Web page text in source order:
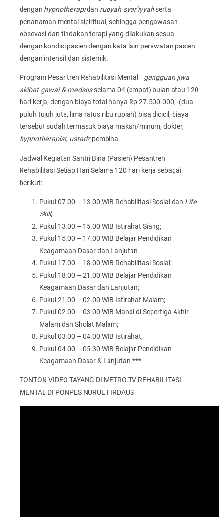
dengan hypnotherapidan ruqyah syar’iyyahserta
penanaman mental sipiritual, sehingga pengawasan-
obsevasi dan tindakan terapi yang dilakukan sesuai
dengan kondisi pasien dengan kata lain perawatan pasien
dengan intensif dan sistemik.
Program Pesantren Rehabilitasi Mental
gangguan jiwa
akibat gawai & medsosselama 04 (empat) bulan atau 120
hari kerja, dengan biaya total hanya Rp 27.500.000,- (dua
puluh tujuh juta, lima ratus ribu rupiah) bisa dicicil, biaya
tersebut sudah termasuk biaya makan/minum, dokter,
hypnotherapist, ustadzpembina.
Jadwal Kegiatan Santri Bina (Pasien) Pesantren
Rehabilitasi Setiap Hari Selama 120 hari kerja sebagai
berikut:
Pukul 07.00 – 13.00 WIB Rehabilitasi Sosial dan Life
Skill;
Pukul 13.00 – 15.00 WIB Istirahat Siang;
Pukul 15.00 – 17.00 WIB Belajar Pendidikan
Keagamaan Dasar dan Lanjutan
Pukul 17.00 – 18.00 WIB Rehabilitasi Sosial;
Pukul 18.00 – 21.00 WIB Belajar Pendidikan
Keagamaan Dasar dan Lanjutan;
Pukul 21.00 – 02.00 WIB Istirahat Malam;
Pukul 02.00 – 03.00 WIB Mandi di Sepertiga Akhir
Malam dan Sholat Malam;
Pukul 03.00 – 04.00 WIB Istirahat;
Pukul 04.00 – 05.30 WIB Belajar Pendidikan
Keagamaan Dasar & Lanjutan.***
TONTON VIDEO TAYANG DI METRO TV REHABILITASI
MENTAL DI PONPES NURUL FIRDAUS